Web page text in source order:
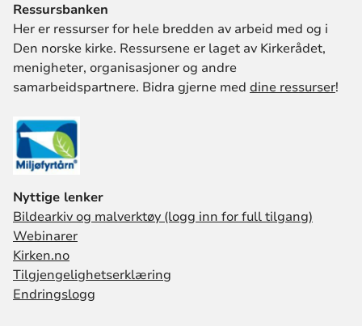
Ressursbanken
Her er ressurser for hele bredden av arbeid med og i
Den norske kirke. Ressursene er laget av Kirkerådet,
menigheter, organisasjoner og andre
samarbeidspartnere. Bidra gjerne med dine ressurser!
Nyttige lenker
Bildearkiv og malverktøy (logg inn for full tilgang)
Webinarer
Kirken.no
Tilgjengelighetserklæring
Endringslogg